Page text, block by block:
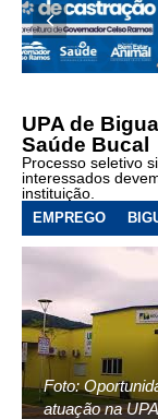
UPA de
Saúde Bucal
Processo seletivo
interessados
instituição.
EMPREGO
Foto:
atuação na